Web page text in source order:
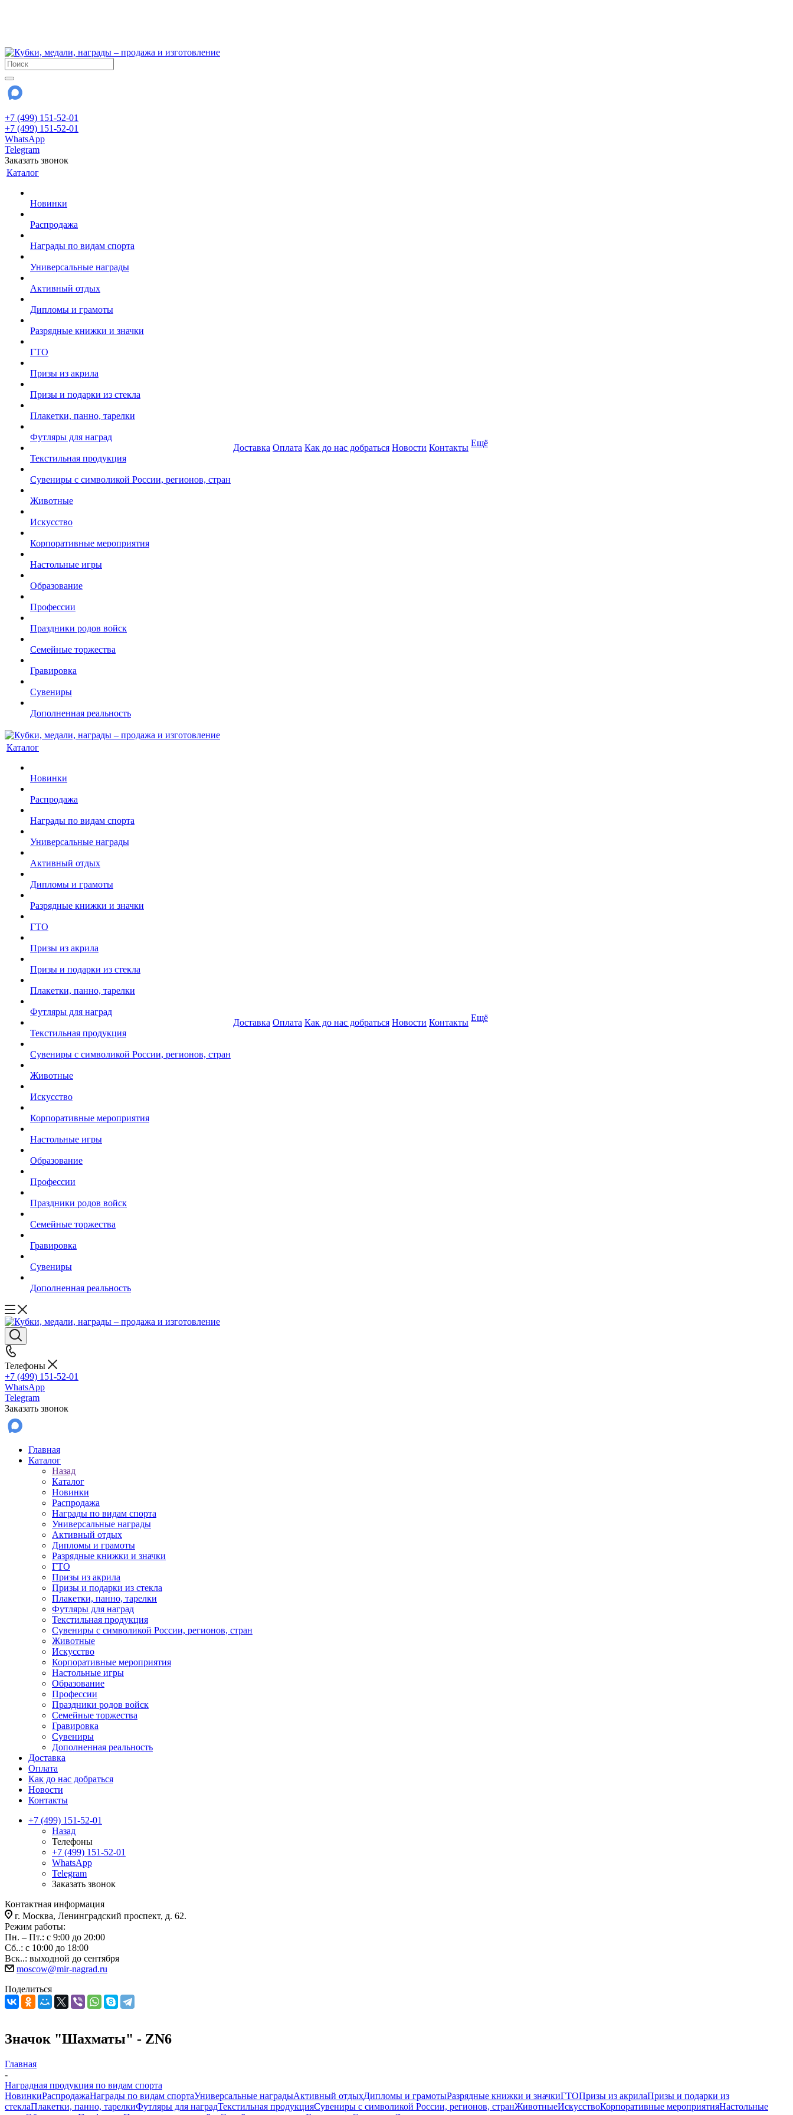
+7 (499) 151-52-01
+7 (499) 151-52-01
WhatsApp
Telegram
Заказать звонок
Каталог
Новинки
Распродажа
Награды по видам спорта
Универсальные награды
Активный отдых
Дипломы и грамоты
Разрядные книжки и значки
ГТО
Призы из акрила
Призы и подарки из стекла
Плакетки, панно, тарелки
Футляры для наград
Текстильная продукция
Сувениры с символикой России, регионов, стран
Животные
Искусство
Корпоративные мероприятия
Настольные игры
Образование
Профессии
Праздники родов войск
Семейные торжества
Гравировка
Сувениры
Дополненная реальность
Доставка Оплата Как до нас добраться Новости Контакты Ещё
Каталог
Новинки
Распродажа
Награды по видам спорта
Универсальные награды
Активный отдых
Дипломы и грамоты
Разрядные книжки и значки
ГТО
Призы из акрила
Призы и подарки из стекла
Плакетки, панно, тарелки
Футляры для наград
Текстильная продукция
Сувениры с символикой России, регионов, стран
Животные
Искусство
Корпоративные мероприятия
Настольные игры
Образование
Профессии
Праздники родов войск
Семейные торжества
Гравировка
Сувениры
Дополненная реальность
Доставка Оплата Как до нас добраться Новости Контакты Ещё
Телефоны
+7 (499) 151-52-01
WhatsApp
Telegram
Заказать звонок
Главная
Каталог
Назад
Каталог
Новинки
Распродажа
Награды по видам спорта
Универсальные награды
Активный отдых
Дипломы и грамоты
Разрядные книжки и значки
ГТО
Призы из акрила
Призы и подарки из стекла
Плакетки, панно, тарелки
Футляры для наград
Текстильная продукция
Сувениры с символикой России, регионов, стран
Животные
Искусство
Корпоративные мероприятия
Настольные игры
Образование
Профессии
Праздники родов войск
Семейные торжества
Гравировка
Сувениры
Дополненная реальность
Доставка
Оплата
Как до нас добраться
Новости
Контакты
+7 (499) 151-52-01
Назад
Телефоны
+7 (499) 151-52-01
WhatsApp
Telegram
Заказать звонок
Контактная информация
г. Москва, Ленинградский проспект, д. 62.
Режим работы:
Пн. – Пт.: с 9:00 до 20:00
Сб..: с 10:00 до 18:00
Вск..: выходной до сентября
moscow@mir-nagrad.ru
Поделиться
Значок "Шахматы" - ZN6
Главная
-
Наградная продукция по видам спорта
НовинкиРаспродажаНаграды по видам спортаУниверсальные наградыАктивный отдыхДипломы и грамотыРазрядные книжки и значкиГТОПризы из акрилаПризы и подарки из
стеклаПлакетки, панно, тарелкиФутляры для наградТекстильная продукцияСувениры с символикой России, регионов, странЖивотныеИскусствоКорпоративные мероприятияНастольные